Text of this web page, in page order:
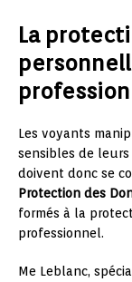
La
Les voyants
sensibles de
doivent donc se
Protection des
formés à la
professionnel.
Me Leblanc,